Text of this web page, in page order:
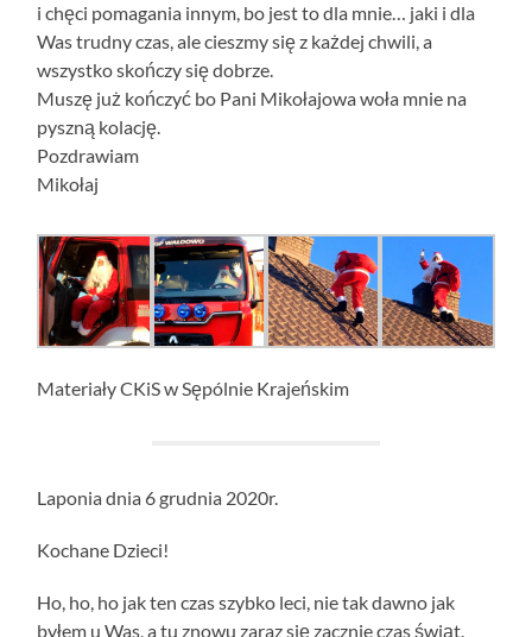
i chęci pomagania innym, bo jest to dla mnie… jaki i dla
Was trudny czas, ale cieszmy się z każdej chwili, a
wszystko skończy się dobrze.
Muszę już kończyć bo Pani Mikołajowa woła mnie na
pyszną kolację.
Pozdrawiam
Mikołaj
Materiały CKiS w Sępólnie Krajeńskim
Laponia dnia 6 grudnia 2020r.
Kochane Dzieci!
Ho, ho, ho jak ten czas szybko leci, nie tak dawno jak
byłem u Was, a tu znowu zaraz się zacznie czas świąt.